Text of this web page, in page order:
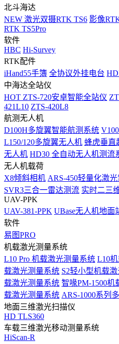
北斗海达
NEW 激光双摄RTK TS6 影像
RTK TS5Pro
软件
HBC Hi-Survey
RTK配件
iHand55手簿 全协议外挂电台
中海达全站仪
HOT ZTS-720安卓智能全站仪
421L10 ZTS-420L8
航测无人机
D100H多旋翼智能航测系统
L150/120多旋翼无人机 蜂虎垂直
无人机 HD30 全自动无人机测流
无人机载荷
X8倾斜相机 ARS-450轻量化激
SVR3三合一雷达测流 实时二三
UAV-PPK
UAV-381-PPK UBase无人机地面
软件
易图PRO
机载激光测量系统
L10 Pro 机载激光测量系统 L10
载激光测量系统 S2轻小型机载
载激光测量系统 智喙PM-1500机
载激光测量系统 ARS-1000系列
地面三维激光扫描仪
HD TLS360
车载三维激光移动测量系统
HiScan-R